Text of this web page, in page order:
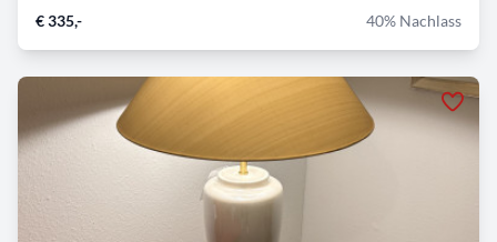
€ 335,- 40% Nachlass